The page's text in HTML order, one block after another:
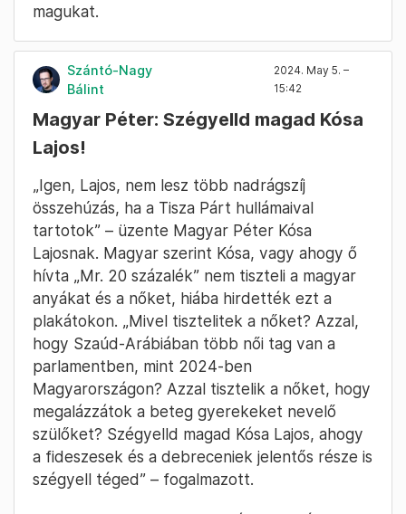
magukat.
Szántó-Nagy
Bálint
2024. May 5. –
15:42
Magyar Péter: Szégyelld magad Kósa
Lajos!
„Igen, Lajos, nem lesz több nadrágszíj
összehúzás, ha a Tisza Párt hullámaival
tartotok” – üzente Magyar Péter Kósa
Lajosnak. Magyar szerint Kósa, vagy ahogy ő
hívta „Mr. 20 százalék” nem tiszteli a magyar
anyákat és a nőket, hiába hirdették ezt a
plakátokon. „Mivel tisztelitek a nőket? Azzal,
hogy Szaúd-Arábiában több női tag van a
parlamentben, mint 2024-ben
Magyarországon? Azzal tisztelik a nőket, hogy
megalázzátok a beteg gyerekeket nevelő
szülőket? Szégyelld magad Kósa Lajos, ahogy
a fideszesek és a debreceniek jelentős része is
szégyell téged” – fogalmazott.